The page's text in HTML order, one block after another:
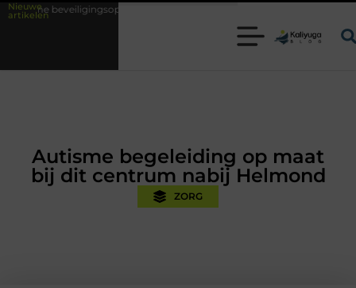
Nieuwe
artikelen met kennis uit de praktijk
Autisme begeleiding op maat
bij dit centrum nabij Helmond
ZORG